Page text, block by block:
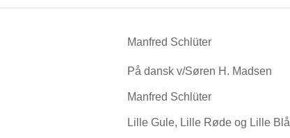
Manfred Schlüter
På dansk v/Søren H. Madsen
Manfred Schlüter
Lille Gule, Lille Røde og Lille Blå